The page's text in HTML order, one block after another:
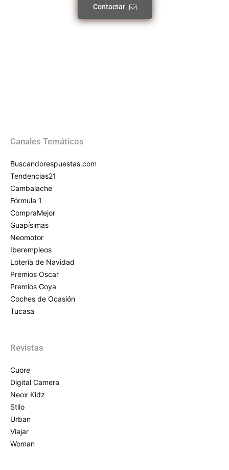
Contactar
Canales Temáticos
Buscandorespuestas.com
Tendencias21
Cambalache
Fórmula 1
CompraMejor
Guapísimas
Neomotor
Iberempleos
Lotería de Navidad
Premios Oscar
Premios Goya
Coches de Ocasión
Tucasa
Revistas
Cuore
Digital Camera
Neox Kidz
Stilo
Urban
Viajar
Woman